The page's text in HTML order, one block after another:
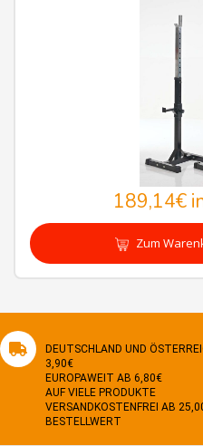
189,14€
Zum
DEUTSCHLAND UND
3,90€
EUROPAWEIT AB 6,80€
AUF VIELE PRODUKTE
VERSANDKOSTENFREI AB
BESTELLWERT